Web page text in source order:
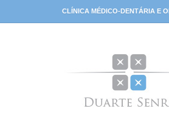
CLÍNICA MÉDICO-DENTÁRIA E